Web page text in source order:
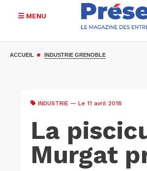
MENU
ACCUEIL INDUSTRIE GRENOBLE
INDUSTRIE — Le 11 avril 2018
La
Murgat